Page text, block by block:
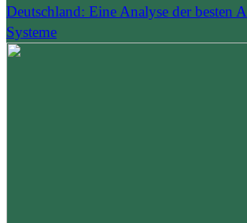
Deutschland: Eine Analyse der besten
Systeme